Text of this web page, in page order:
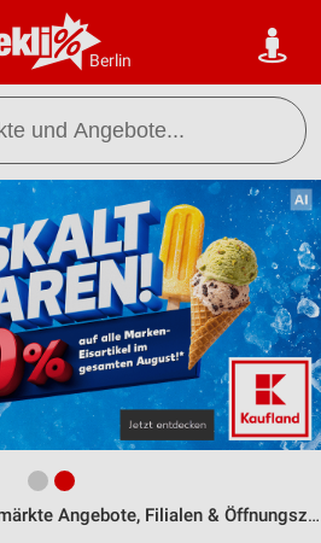
Berlin
Angebote, Filialen & Öffnungszeiten